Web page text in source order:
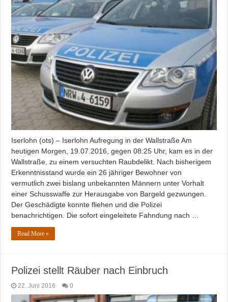
Iserlohn (ots) – Iserlohn Aufregung in der Wallstraße Am
heutigen Morgen, 19.07.2016, gegen 08:25 Uhr, kam es in der
Wallstraße, zu einem versuchten Raubdelikt. Nach bisherigem
Erkenntnisstand wurde ein 26 jähriger Bewohner von
vermutlich zwei bislang unbekannten Männern unter Vorhalt
einer Schusswaffe zur Herausgabe von Bargeld gezwungen.
Der Geschädigte konnte fliehen und die Polizei
benachrichtigen. Die sofort eingeleitete Fahndung nach …
Read More »
Polizei stellt Räuber nach Einbruch
22. Juni 2016 0